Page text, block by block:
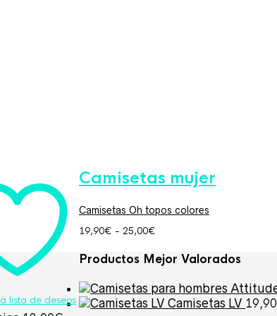
lista de deseos
Camisetas mujer
Camisetas Oh topos colores
19,90€ - 25,00€
precios:
desde
hasta
25,00€
Productos Mejor Valorados
Camisetas LV 19,90